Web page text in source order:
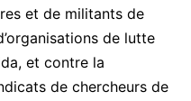
et de militants de
de lutte
et contre la
de chercheurs de